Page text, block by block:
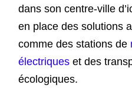
dans son centre-ville
en place des solutions
comme des stations de
électriqueset des
écologiques.